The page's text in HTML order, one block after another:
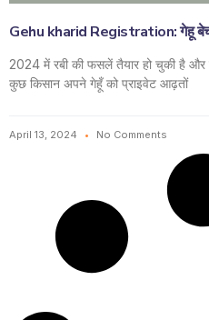
Gehu kharid Registration: गेहू
2024 में रबी की फसलें तैयार हो चुकी है
कुछ किसान अपने गेहूँ को प्राइवेट आढ़तों
April 13, 2024 No Comments